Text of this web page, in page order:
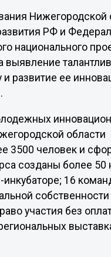
Нижегородской
РФ и
национального
выявление
развитие ее
области
3500 человек и
созданы более 50
16
участия без